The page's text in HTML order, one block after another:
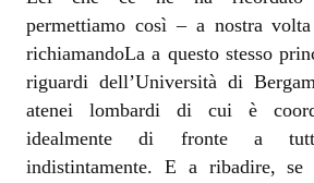
permettiamo così – a nostra
richiamandoLa a questo stesso
riguardi dell’Università di
atenei lombardi di cui è
idealmente di fronte a
indistintamente. E a ribadire, se